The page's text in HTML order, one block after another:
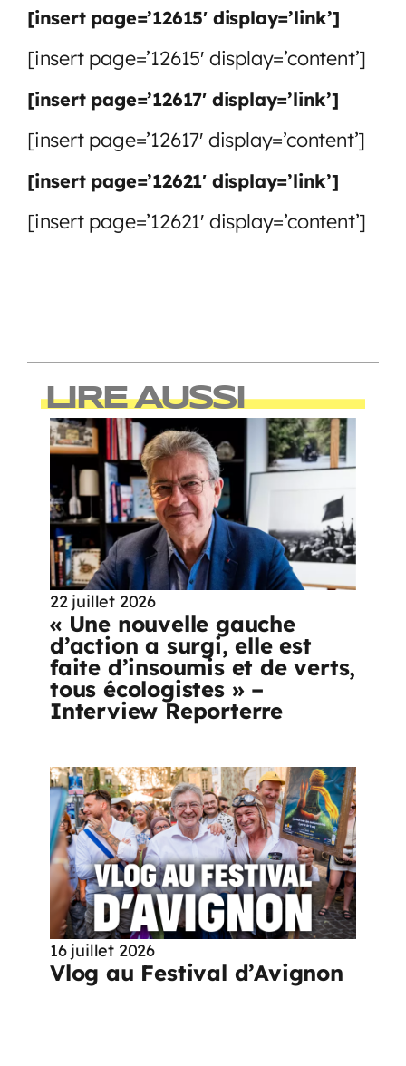
[insert page=’12615′ display=’link’]
[insert page=’12615′ display=’content’]
[insert page=’12617′ display=’link’]
[insert page=’12617′ display=’content’]
[insert page=’12621′ display=’link’]
[insert page=’12621′ display=’content’]
LIRE AUSSI
22 juillet 2026
« Une nouvelle gauche
d’action a surgi, elle est
faite d’insoumis et de verts,
tous écologistes » –
Interview Reporterre
16 juillet 2026
Vlog au Festival d’Avignon